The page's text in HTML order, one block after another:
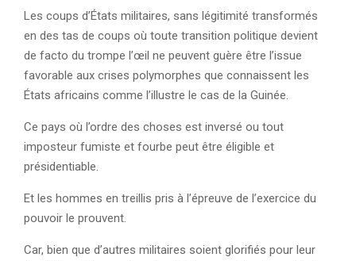
Les coups d’États militaires, sans légitimité transformés
en des tas de coups où toute transition politique devient
de facto du trompe l’œil ne peuvent guère être l’issue
favorable aux crises polymorphes que connaissent les
États africains comme l’illustre le cas de la Guinée.
Ce pays où l’ordre des choses est inversé ou tout
imposteur fumiste et fourbe peut être éligible et
présidentiable.
Et les hommes en treillis pris à l’épreuve de l’exercice du
pouvoir le prouvent.
Car, bien que d’autres militaires soient glorifiés pour leur